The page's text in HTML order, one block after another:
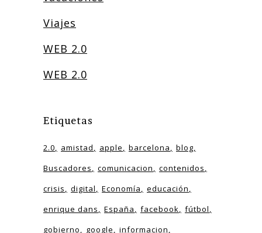
Viajes
WEB 2.0
WEB 2.0
Etiquetas
2.0 amistad apple barcelona
blog
Buscadores
comunicacion
contenidos
crisis
digital Economía
educación
enrique dans
España facebook
fútbol
gobierno
google
informacion